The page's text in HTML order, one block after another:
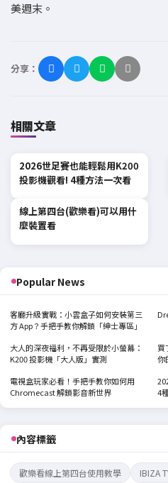
美週末。
分享：
相關文章
2026世足賽也能輕鬆用K200
投影機觀看! 4種方法一次看
線上第四台(歡樂看)可以用什
麼裝置看
Popular News
客廳升級實戰：小雲盒子如何安裝第三
方 App？手把手教你解鎖「紳士專區」
大人的深夜福利，不再受限於小螢幕：
K200 投影機「大人版」實測
買
你
電視盒玩家必看！手把手教你如何用
Chromecast 解鎖影音新世界
4
內容標籤
歡樂看線上第四台使用教學
IBIZA